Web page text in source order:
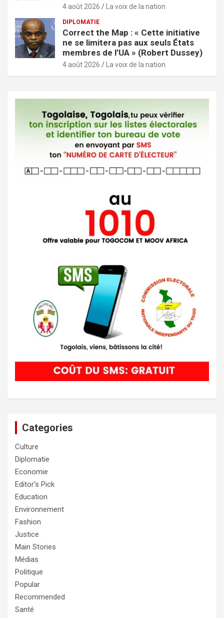
4 août 2026 La voix de la nation
DIPLOMATIE
Correct the Map : « Cette initiative
ne se limitera pas aux seuls États
membres de l’UA » (Robert Dussey)
4 août 2026 La voix de la nation
Categories
Culture
Diplomatie
Economie
Editor's Pick
Education
Environnement
Fashion
Justice
Main Stories
Médias
Politique
Popular
Recommended
Santé